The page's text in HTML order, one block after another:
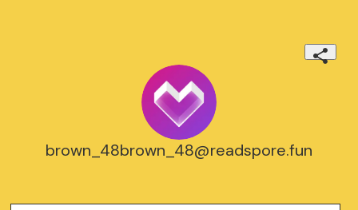
brown_48brown_48@readspore.fun